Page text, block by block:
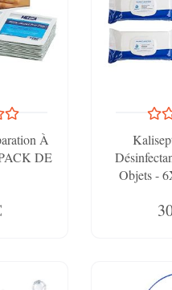
À
DE
Objets -